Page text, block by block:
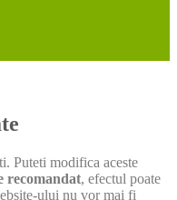
Puteti modifica aceste
recomandat, efectul poate
ului nu vor mai fi